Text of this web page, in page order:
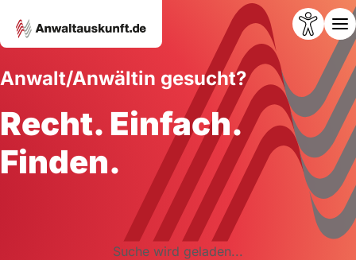
Anwalt/Anwältin gesucht?
Recht. Einfach.
Finden.
Suche wird geladen...